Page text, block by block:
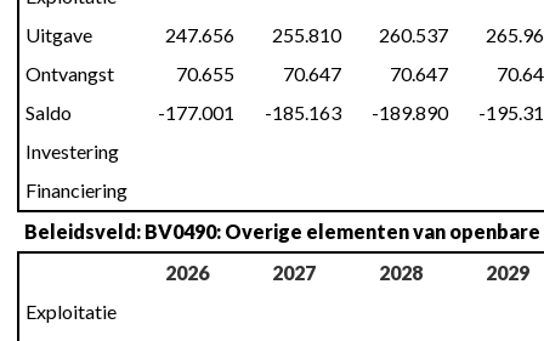
Uitgave
247.656 255.810 260.537
Ontvangst
70.655 70.647 70.647
Saldo
-177.001 -185.163 -189.890
-
Investering
Financiering
Beleidsveld: BV0490: Overige elementen van
2026
2027 2028
2029
Exploitatie